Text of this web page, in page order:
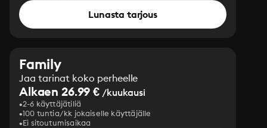
Lunasta tarjous
Family
Jaa tarinat koko perheelle
Alkaen 26.99 € /kuukausi
2-6 käyttäjätiliä
100 tuntia/kk jokaiselle käyttäjälle
Ei sitoutumisaikaa